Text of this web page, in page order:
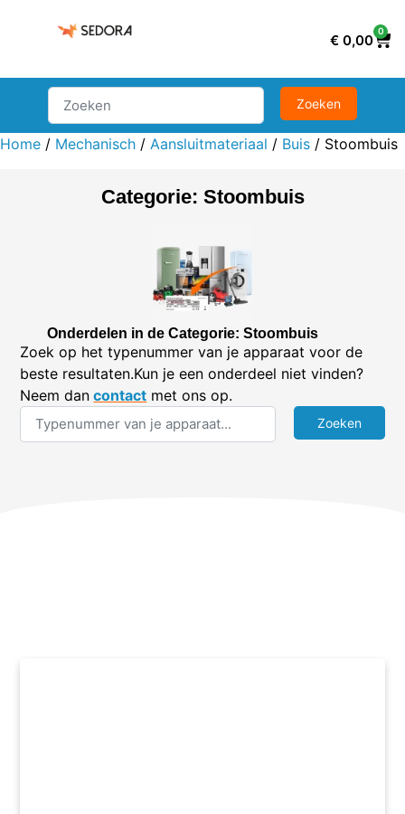
€ 0,00
0
Home / Mechanisch / Aansluitmateriaal / Buis / Stoombuis
Categorie: Stoombuis
Onderdelen in de Categorie: Stoombuis
Zoek op het typenummer van je apparaat voor de
beste resultaten.Kun je een onderdeel niet vinden?
Neem dan contact met ons op.